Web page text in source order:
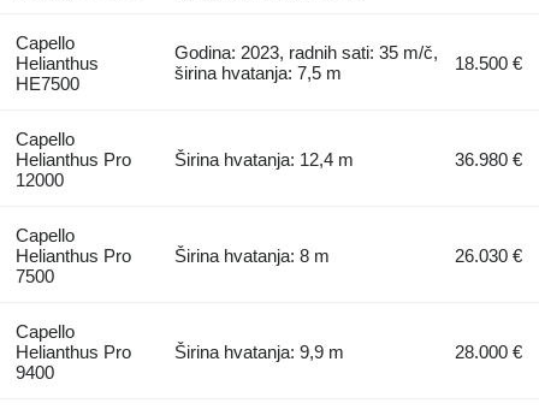
Capello
Helianthus
HE7500
Godina: 2023, radnih sati: 35 m/č,
širina hvatanja: 7,5 m
18.500 €
Capello
Helianthus Pro
12000
Širina hvatanja: 12,4 m 36.980 €
Capello
Helianthus Pro
7500
Širina hvatanja: 8 m 26.030 €
Capello
Helianthus Pro
9400
Širina hvatanja: 9,9 m 28.000 €